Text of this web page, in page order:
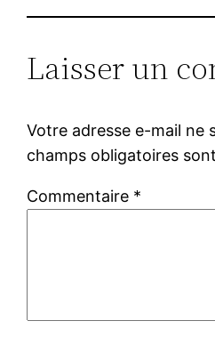
Laisser un
Votre adresse e-mail ne
champs obligatoires
Commentaire *